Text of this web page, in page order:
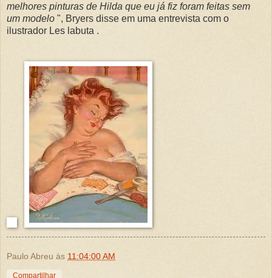
melhores pinturas de Hilda que eu já fiz foram feitas sem
um modelo ", Bryers disse em uma entrevista com o
ilustrador Les labuta .
Paulo Abreu às 11:04:00 AM
Compartilhar